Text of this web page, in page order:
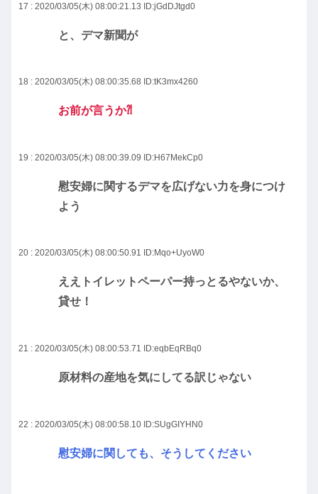
17 : 2020/03/05(木) 08:00:21.13 ID:jGdDJtgd0
と、デマ新聞が
18 : 2020/03/05(木) 08:00:35.68 ID:tK3mx4260
お前が言うか⁈
19 : 2020/03/05(木) 08:00:39.09 ID:H67MekCp0
慰安婦に関するデマを広げない力を身につけ
よう
20 : 2020/03/05(木) 08:00:50.91 ID:Mqo+UyoW0
ええトイレットペーパー持っとるやないか、
貸せ！
21 : 2020/03/05(木) 08:00:53.71 ID:eqbEqRBq0
原材料の産地を気にしてる訳じゃない
22 : 2020/03/05(木) 08:00:58.10 ID:SUgGIYHN0
慰安婦に関しても、そうしてください